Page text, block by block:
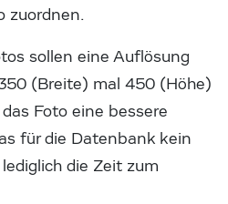
zuordnen.
sollen eine Auflösung
(Breite) mal 450 (Höhe)
Foto eine bessere
für die Datenbank kein
die Zeit zum